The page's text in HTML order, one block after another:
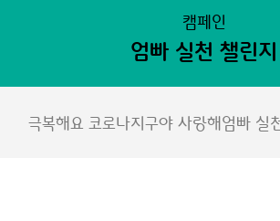
캠페인
엄빠 실천 챌린지
극복해요 코로나지구야 사랑해엄빠 실